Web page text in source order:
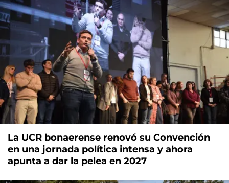
La UCR bonaerense renovó su Convención
en una jornada política intensa y ahora
apunta a dar la pelea en 2027